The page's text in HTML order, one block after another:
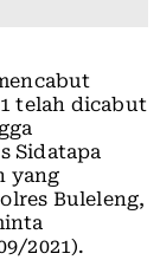
telah dicabut
Sidatapa
yang
Buleleng,
2021).